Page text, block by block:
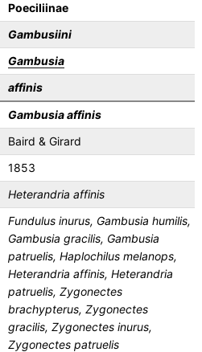
Poeciliinae
Gambusiini
Gambusia
affinis
Gambusia affinis
Baird & Girard
1853
Heterandria affinis
Fundulus inurus, Gambusia humilis,
Gambusia gracilis, Gambusia
patruelis, Haplochilus melanops,
Heterandria affinis, Heterandria
patruelis, Zygonectes
brachypterus, Zygonectes
gracilis, Zygonectes inurus,
Zygonectes patruelis